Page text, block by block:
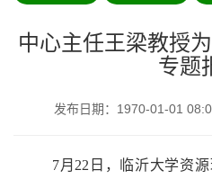
中心主任王梁教授
专题
发布日期：1970-01-01
7月22日，临沂大学资